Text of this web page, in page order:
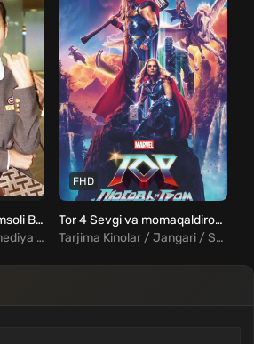
Sevgi tilsimi / Sevgi timsoli Barcha qismlar Uzbek Tilida
Tarjima Seriallar / Komediya / Melodrama / Xorij Seriallar Uzbek Tilida
FHD
Tor 4 Sevgi va momaqaldiroq Uzbek tilida
Tarjima Kinolar / Jangari / Sarguzasht / Fentezi / Xorij Kinolar Uzbek Tilida